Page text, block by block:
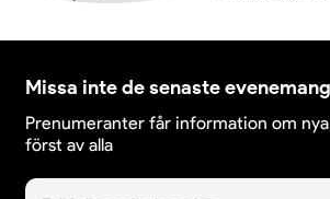
Missa inte de senaste
Prenumeranter får information om
först av alla